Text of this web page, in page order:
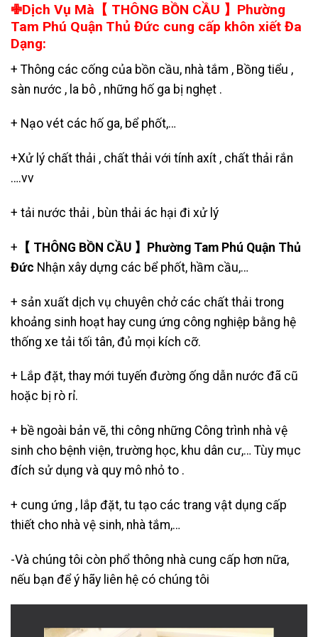
✙Dịch Vụ Mà【 THÔNG BỒN CẦU 】Phường
Tam Phú Quận Thủ Đức cung cấp khôn xiết Đa
Dạng:
+ Thông các cống của bồn cầu, nhà tắm , Bồng tiểu ,
sàn nước , la bô , những hố ga bị nghẹt .
+ Nạo vét các hố ga, bể phốt,…
+Xử lý chất thải , chất thải với tính axít , chất thải rắn
….vv
+ tải nước thải , bùn thải ác hại đi xử lý
+ 【 THÔNG BỒN CẦU 】Phường Tam Phú Quận Thủ
Đức Nhận xây dựng các bể phốt, hầm cầu,…
+ sản xuất dịch vụ chuyên chở các chất thải trong
khoảng sinh hoạt hay cung ứng công nghiệp bằng hệ
thống xe tải tối tân, đủ mọi kích cỡ.
+ Lắp đặt, thay mới tuyến đường ống dẫn nước đã cũ
hoặc bị rò rỉ.
+ bề ngoài bản vẽ, thi công những Công trình nhà vệ
sinh cho bệnh viện, trường học, khu dân cư,… Tùy mục
đích sử dụng và quy mô nhỏ to .
+ cung ứng , lắp đặt, tu tạo các trang vật dụng cấp
thiết cho nhà vệ sinh, nhà tắm,…
-Và chúng tôi còn phổ thông nhà cung cấp hơn nữa,
nếu bạn để ý hãy liên hệ có chúng tôi